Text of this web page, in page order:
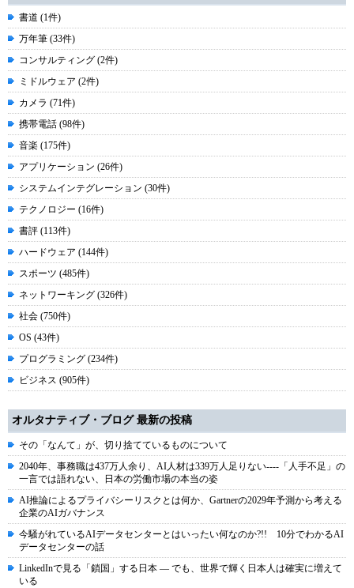
書道 (1件)
万年筆 (33件)
コンサルティング (2件)
ミドルウェア (2件)
カメラ (71件)
携帯電話 (98件)
音楽 (175件)
アプリケーション (26件)
システムインテグレーション (30件)
テクノロジー (16件)
書評 (113件)
ハードウェア (144件)
スポーツ (485件)
ネットワーキング (326件)
社会 (750件)
OS (43件)
プログラミング (234件)
ビジネス (905件)
オルタナティブ・ブログ 最新の投稿
その「なんて」が、切り捨てているものについて
2040年、事務職は437万人余り、AI人材は339万人足りない----「人手不足」の
一言では語れない、日本の労働市場の本当の姿
AI推論によるプライバシーリスクとは何か、Gartnerの2029年予測から考える
企業のAIガバナンス
今騒がれているAIデータセンターとはいったい何なのか?!! 10分でわかるAI
データセンターの話
LinkedInで見る「鎖国」する日本 ― でも、世界で輝く日本人は確実に増えて
いる